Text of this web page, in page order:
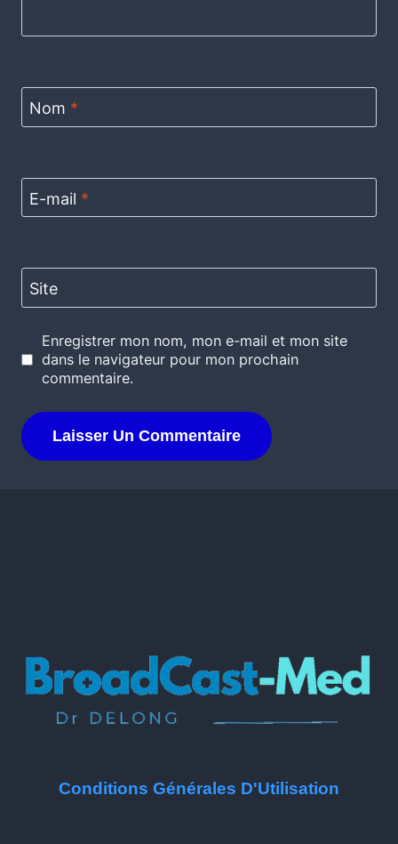
Nom *
E-mail *
Site
Enregistrer mon nom, mon e-mail et mon site
dans le navigateur pour mon prochain
commentaire.
Conditions Générales D'Utilisation